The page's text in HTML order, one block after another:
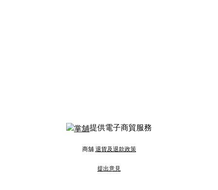
提供電子商貿服務
商舖 退貨及退款政策
提出意見